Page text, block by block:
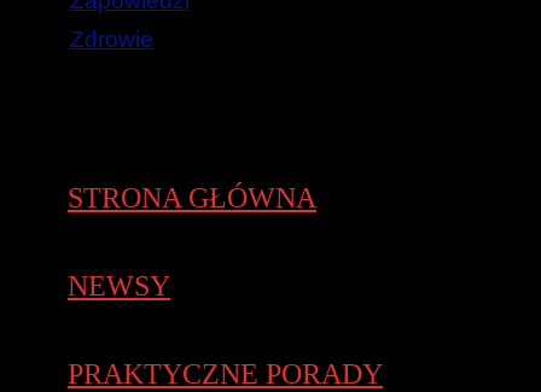
Zdrowie
STRONA GŁÓWNA
NEWSY
PRAKTYCZNE PORADY